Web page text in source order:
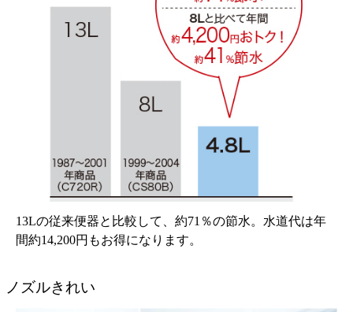
13Lの従来便器と比較して、約71％の節水。水道代は年
間約14,200円もお得になります。
ノズルきれい